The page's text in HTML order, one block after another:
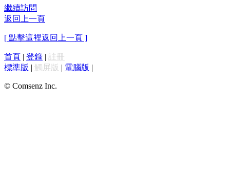
繼續訪問
返回上一頁
[ 點擊這裡返回上一頁 ]
首頁 | 登錄 | 註冊
標準版 | 觸屏版 | 電腦版 |
© Comsenz Inc.